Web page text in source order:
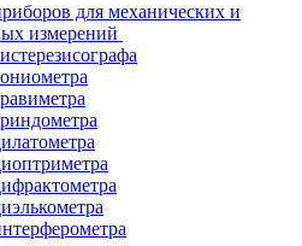
для механических и
измерений